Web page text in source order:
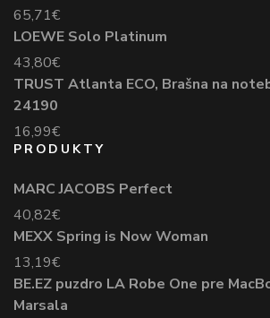
65,71€
LOEWE Solo Platinum
43,80€
TRUST Atlanta ECO, Brašna na
24190
16,99€
PRODUKTY
MARC JACOBS Perfect
40,82€
MEXX Spring is Now Woman
13,19€
BE.EZ puzdro LA Robe One pre
Marsala